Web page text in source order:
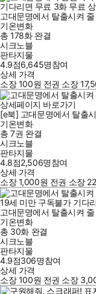
기다리면 무료 3화 무료
고대문명에서 탈출시켜
기온변화
총 178화 완결
시크노블
판타지물
4.9점6,645명참여
상세 가격
소장100원 전권 소장
상세페이지 바로가기
[e북] 고대문명에서 탈출
기온변화
총 7권 완결
시크노블
판타지물
4.8점2,506명참여
상세 가격
소장1,000원 전권 소장
19세 미만 구독불가 기다
고대문명에서 탈출시켜
기온변화
총 30화 완결
시크노블
판타지물
4.9점306명참여
상세 가격
소장100원 전권 소장